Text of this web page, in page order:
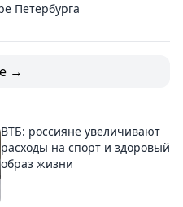
Петербурга
→
ВТБ: россияне увеличивают
расходы на спорт и здоровый
образ жизни